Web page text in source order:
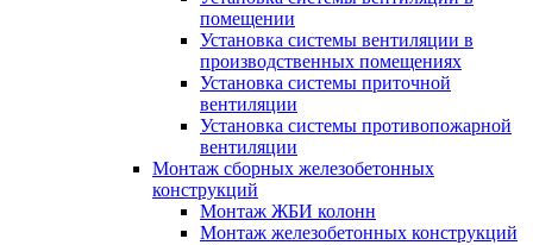
помещении
Установка системы вентиляции в
производственных помещениях
Установка системы приточной
вентиляции
Установка системы противопожарной
вентиляции
Монтаж сборных железобетонных
конструкций
Монтаж ЖБИ колонн
Монтаж железобетонных конструкций